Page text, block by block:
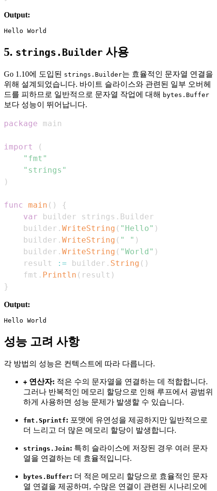
Output:
5. strings.Builder 사용
Go 1.10에 도입된 strings.Builder는 효율적인 문자열 연결을
위해 설계되었습니다. 바이트 슬라이스와 관련된 일부 오버헤
드를 피하므로 일반적으로 문자열 작업에 대해 bytes.Buffer
보다 성능이 뛰어납니다.
package
import
(
"fmt"
"strings"
)
func main ( )
{
var builder strings .
    builder
. WriteString ( "Hello" )
    builder
. WriteString ( " " )
    builder
. WriteString ( "World" )
    result
:= builder . String ( )
    fmt
. Println ( result )
}
Output:
성능 고려 사항
각 방법의 성능은 컨텍스트에 따라 다릅니다.
+ 연산자: 적은 수의 문자열을 연결하는 데 적합합니다.
그러나 반복적인 메모리 할당으로 인해 루프에서 광범위
하게 사용하면 성능 문제가 발생할 수 있습니다.
fmt.Sprintf: 포맷에 유연성을 제공하지만 일반적으로
더 느리고 더 많은 메모리 할당이 발생합니다.
strings.Join: 특히 슬라이스에 저장된 경우 여러 문자
열을 연결하는 데 효율적입니다.
bytes.Buffer: 더 적은 메모리 할당으로 효율적인 문자
열 연결을 제공하며, 수많은 연결이 관련된 시나리오에